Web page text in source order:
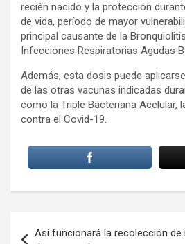
recién nacido y la protección
de vida, período de mayor
principal causante de la
Infecciones Respiratorias Agudas
Además, esta dosis puede
de las otras vacunas indicadas
como la Triple Bacteriana Acelular,
contra el Covid-19.
Así funcionará la recolección de